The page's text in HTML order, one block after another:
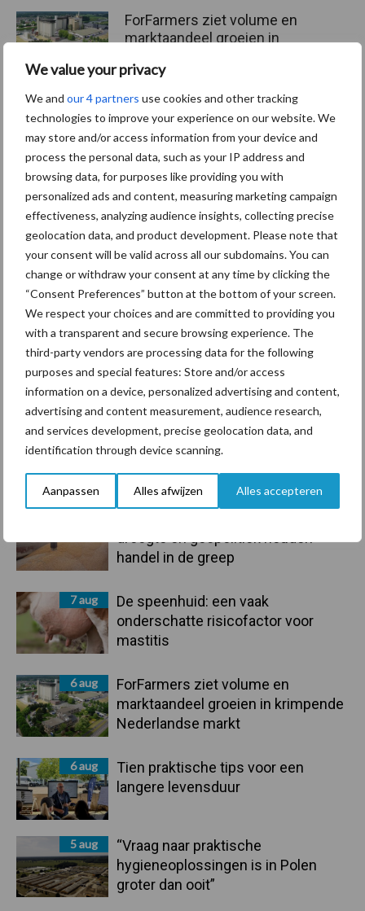
We value your privacy
We and our 4 partners use cookies and other tracking
technologies to improve your experience on our website. We
may store and/or access information from your device and
process the personal data, such as your IP address and
browsing data, for purposes like providing you with
personalized ads and content, measuring marketing campaign
effectiveness, analyzing audience insights, collecting precise
geolocation data, and product development. Please note that
your consent will be valid across all our subdomains. You can
change or withdraw your consent at any time by clicking the
“Consent Preferences” button at the bottom of your screen.
We respect your choices and are committed to providing you
with a transparent and secure browsing experience. The
third-party vendors are processing data for the following
purposes and special features: Store and/or access
information on a device, personalized advertising and content,
advertising and content measurement, audience research,
and services development, precise geolocation data, and
identification through device scanning.
Aanpassen Alles afwijzen Alles accepteren
Sidebar
Recent nieuws Partner nieuws
droogte en geopolitiek houden
handel in de greep
7 aug
De speenhuid: een vaak
onderschatte risicofactor voor
mastitis
6 aug
ForFarmers ziet volume en
marktaandeel groeien in krimpende
Nederlandse markt
6 aug
Tien praktische tips voor een
langere levensduur
5 aug
“Vraag naar praktische
hygieneoplossingen is in Polen
groter dan ooit”
ForFarmers ziet volume en
marktaandeel groeien in
markt
Themapagina's
Diergezondheid Bemesting Fokkerij
Bedrijfsnieuws
Ligbox &
Voerhekken
Toon meer